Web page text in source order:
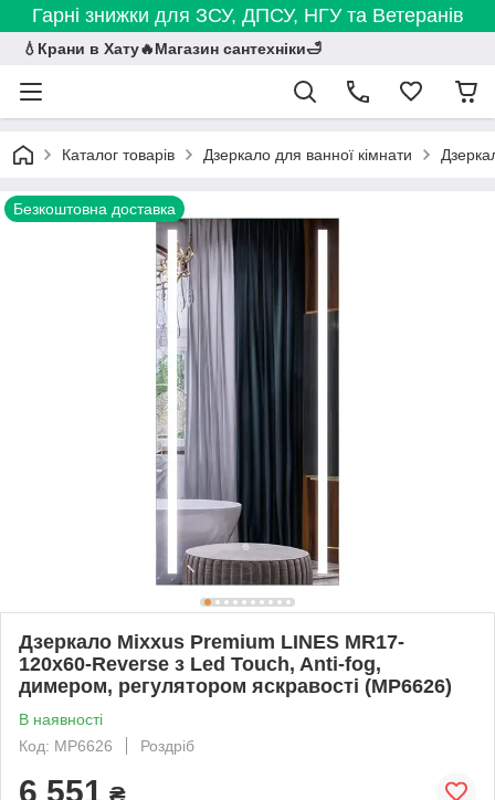
Гарні знижки для ЗСУ, ДПСУ, НГУ та Ветеранів
💧Крани в Хату🔥Магазин сантехніки🛁
Каталог товарів Дзеркало для ванної кімнати
Безкоштовна доставка
Дзеркало Mixxus Premium LINES MR17-
120x60-Reverse з Led Touch, Anti-fog,
димером, регулятором яскравості (MP6626)
В наявності
Код: MP6626
Роздріб
6 551